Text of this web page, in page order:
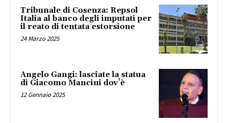
Tribunale di Cosenza: Repsol
Italia al banco degli imputati per
il reato di tentata estorsione
24 Marzo 2025
Angelo Gangi: lasciate la statua
di Giacomo Mancini dov’è
12 Gennaio 2025